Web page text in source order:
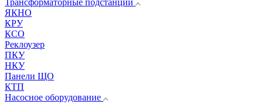
Трансформаторные подстанции
ЯКНО
КРУ
КСО
Реклоузер
ПКУ
НКУ
Панели ЩО
КТП
Насосное оборудование